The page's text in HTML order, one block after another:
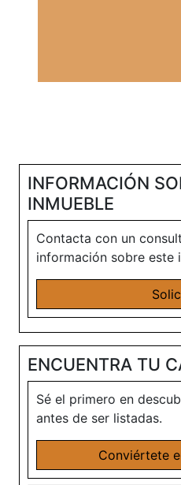
INFORMACIÓN
INMUEBLE
Contacta con un
información sobre este
ENCUENTRA TU
Sé el primero en
antes de ser listadas.
Conviértete